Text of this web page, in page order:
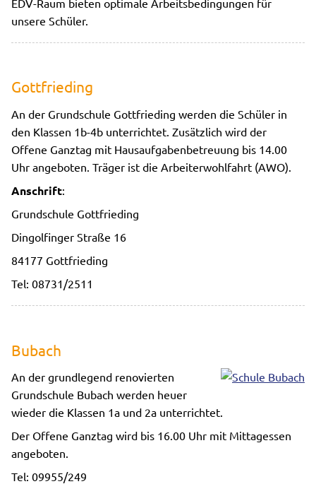
unsere Schüler.
Gottfrieding
An der Grundschule Gottfrieding werden die Schüler in
den Klassen 1b-4b unterrichtet. Zusätzlich wird der
Offene Ganztag mit Hausaufgabenbetreuung bis 14.00
Uhr angeboten. Träger ist die Arbeiterwohlfahrt (AWO).
Anschrift:
Grundschule Gottfrieding
Dingolfinger Straße 16
84177 Gottfrieding
Tel: 08731/2511
Bubach
An der grundlegend renovierten
Grundschule Bubach werden heuer
wieder die Klassen 1a und 2a unterrichtet.
Der Offene Ganztag wird bis 16.00 Uhr mit Mittagessen
angeboten.
Tel: 09955/249